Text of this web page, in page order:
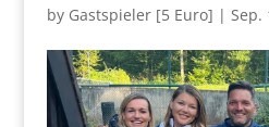
by Gastspieler [5 Euro] | Sep.